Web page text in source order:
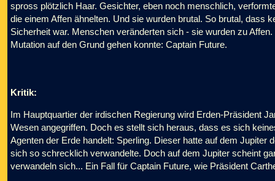
spross plötzlich Haar. Gesichter, eben noch menschlich,
die einem Affen ähnelten. Und sie wurden brutal. So brutal, dass
Sicherheit war. Menschen veränderten sich - sie wurden zu
Mutation auf den Grund gehen konnte: Captain Future.
Kritik:
Im Hauptquartier der irdischen Regierung wird Erden-Präsident
Wesen angegriffen. Doch es stellt sich heraus, dass es sich
Agenten der Erde handelt: Sperling. Dieser hatte auf dem Jupiter
sich so schrecklich verwandelte. Doch auf dem Jupiter scheint
verwandeln sich... Ein Fall für Captain Future, wie Präsident